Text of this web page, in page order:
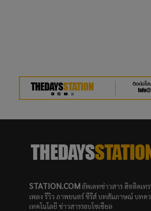
STATION.COMอัพเดทข่าวสาร ฮิตติดเท
เพลง รีวิว ภาพยนตร์ ซีรีส์ บทสัมภาษณ์ บทค
เทคโนโลยี ข่าวสารรอบโซเชียล